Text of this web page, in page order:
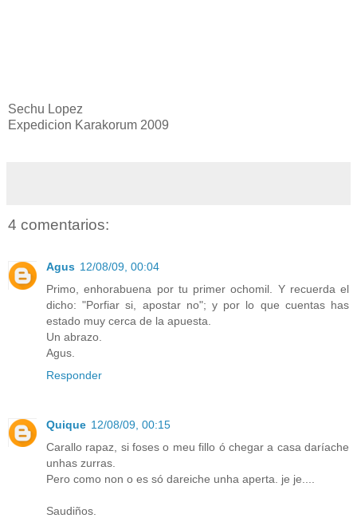
Sechu Lopez
Expedicion Karakorum 2009
4 comentarios:
Agus 12/08/09, 00:04
Primo, enhorabuena por tu primer ochomil. Y recuerda el
dicho: "Porfiar si, apostar no"; y por lo que cuentas has
estado muy cerca de la apuesta.
Un abrazo.
Agus.
Responder
Quique 12/08/09, 00:15
Carallo rapaz, si foses o meu fillo ó chegar a casa daríache
unhas zurras.
Pero como non o es só dareiche unha aperta. je je....
Saudiños.